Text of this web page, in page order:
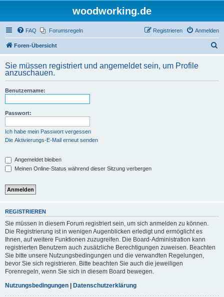
woodworking.de
FAQ Forumsregeln Anmelden
Registrieren
Foren-Übersicht
h
Sie müssen registriert und angemeldet sein, um Profile
anzuschauen.
Benutzername:
Passwort:
Ich habe mein Passwort vergessen
Die Aktivierungs-E-Mail erneut senden
Angemeldet bleiben
Meinen Online-Status während dieser Sitzung verbergen
REGISTRIEREN
Sie müssen in diesem Forum registriert sein, um sich anmelden zu können.
Die Registrierung ist in wenigen Augenblicken erledigt und ermöglicht es
Ihnen, auf weitere Funktionen zuzugreifen. Die Board-Administration kann
registrierten Benutzern auch zusätzliche Berechtigungen zuweisen. Beachten
Sie bitte unsere Nutzungsbedingungen und die verwandten Regelungen,
bevor Sie sich registrieren. Bitte beachten Sie auch die jeweiligen
Forenregeln, wenn Sie sich in diesem Board bewegen.
Nutzungsbedingungen | Datenschutzerklärung